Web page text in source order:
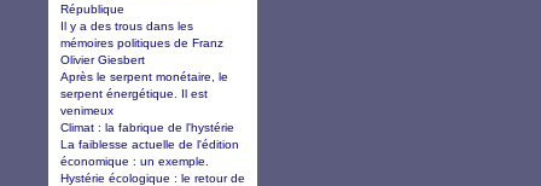
République
Il y a des trous dans les
mémoires politiques de Franz
Olivier Giesbert
Après le serpent monétaire, le
serpent énergétique. Il est
venimeux
Climat : la fabrique de l'hystérie
La faiblesse actuelle de l'édition
économique : un exemple.
Hystérie écologique : le retour de